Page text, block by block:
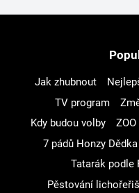
Jak zhubnout
TV program
Kdy budou volby
7 pádů Honzy Dědka
Tatarák podle
Pěstování